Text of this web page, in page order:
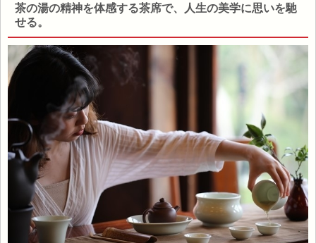
茶の湯の精神を体感する茶席で、人生の美学に思いを馳
せる。